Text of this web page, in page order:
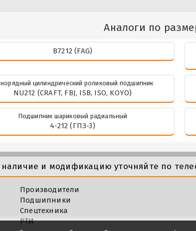
Аналоги по
B7212 (FAG)
цилиндрический роликовый подшипник
NU212 (CRAFT, FBJ, ISB, ISO, KOYO)
Подшипник шариковый радиальный
4-212 (ГПЗ-3)
наличие и модификацию уточняйте по
Производители
Подшипники
Спецтехника
РТИ